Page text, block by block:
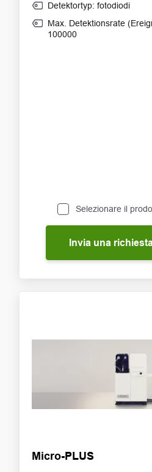
Detektortyp: fotodiodi
Max. Detektionsrate
100000
Selezionare il
Invia una
Micro-PLUS